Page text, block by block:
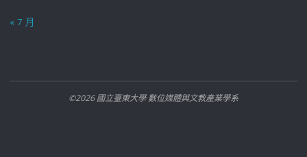
« 7 月
©2026 國立臺東大學 數位媒體與文教產業學系